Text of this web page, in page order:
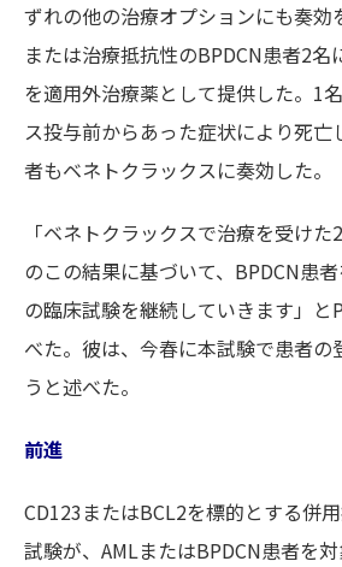
ずれの他の治療オプションにも奏効
または治療抵抗性のBPDCN患者2名
を適用外治療薬として提供した。1
ス投与前からあった症状により死亡
者もベネトクラックスに奏効した。
「ベネトクラックスで治療を受け
のこの結果に基づいて、BPDCN患
の臨床試験を継続していきます」
べた。彼は、今春に本試験で患者の
うと述べた。
前進
CD123またはBCL2を標的とする併
試験が、AMLまたはBPDCN患者を